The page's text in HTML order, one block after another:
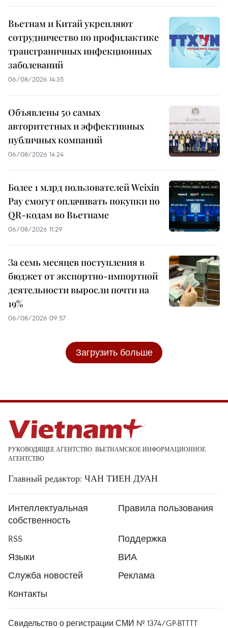
Вьетнам и Китай укрепляют
сотрудничество по профилактике
трансграничных инфекционных
заболеваний
06/08/2026 14:35
Объявлены 50 самых
авторитетных и эффективных
публичных компаний
06/08/2026 14:24
Более 1 млрд пользователей Weixin
Pay смогут оплачивать покупки по
QR-кодам во Вьетнаме
06/08/2026 11:29
За семь месяцев поступления в
бюджет от экспортно-импортной
деятельности выросли почти на
19%
06/08/2026 09:57
Загрузить больше
РУКОВОДЯЩЕЕ АГЕНТСТВО: ВЬЕТНАМСКОЕ ИНФОРМАЦИОННОЕ
АГЕНТСТВО
Главный редактор: ЧАН ТИЕН ДУАН
Интеллектуальная
собственность
Правила пользования
RSS
Поддержка
Языки
ВИА
Служба новостей
Реклама
Контакты
Свидельство о регистрации СМИ № 1374/GP-BTTTT